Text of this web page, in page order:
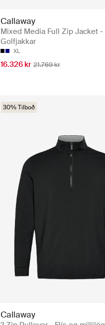
Callaway
Mixed Media Full Zip Jacket -
Golfjakkar
XL
16.326 kr 21.769 kr
30% Tilboð
Callaway